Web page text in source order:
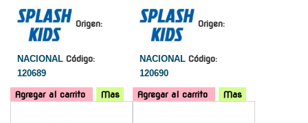
Origen:
NACIONAL Código:
120689
Agregar al carrito Mas
Origen:
NACIONAL Código:
120690
Agregar al carrito
Mas